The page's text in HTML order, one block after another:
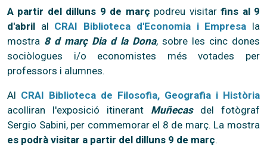
A partir del dilluns 9 de març podreu visitarfins al 9
d'abril al CRAI Biblioteca d'Economia i Empresa la
mostra 8 d març Dia d la Dona, sobre les cinc dones
sociòlogues i/o economistes més votades per
professors i alumnes.
Al CRAI Biblioteca de Filosofia, Geografia i Història
acolliran l'exposició itinerant Muñecasdel fotògraf
Sergio Sabini, per commemorar el 8 de març. La mostra
es podrà visitar a partir del dilluns 9 de març.